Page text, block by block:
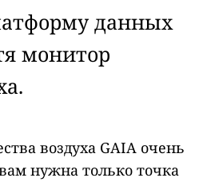
данных
монитор
воздуха GAIA очень
нужна только точка